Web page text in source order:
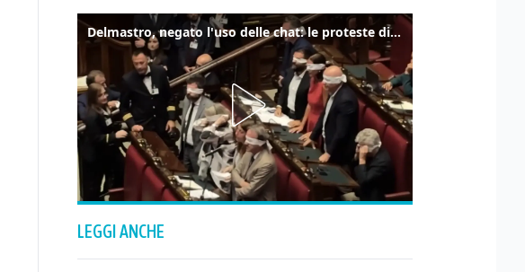
Delmastro, negato l'uso delle chat: le proteste di Avs e M5s
LEGGI ANCHE